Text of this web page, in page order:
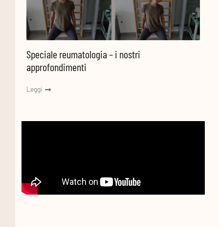
Speciale reumatologia – i nostri
approfondimenti
Leggi